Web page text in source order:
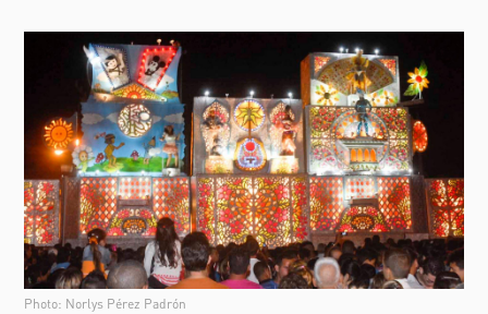
Photo: Norlys Pérez Padrón